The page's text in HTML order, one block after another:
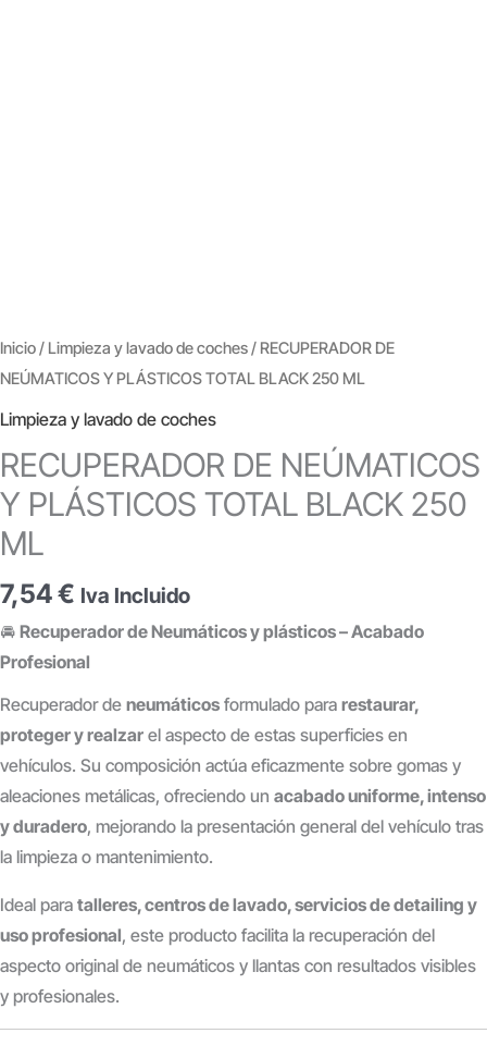
Inicio/ Limpieza y lavado de coches/ RECUPERADOR DE
NEÚMATICOS Y PLÁSTICOS TOTAL BLACK 250 ML
Limpieza y lavado de coches
RECUPERADOR DE NEÚMATICOS
Y PLÁSTICOS TOTAL BLACK 250
ML
7,54€ Iva Incluido
🚘 Recuperador de Neumáticos y plásticos – Acabado
Profesional
Recuperador de neumáticos formulado para restaurar,
proteger y realzar el aspecto de estas superficies en
vehículos. Su composición actúa eficazmente sobre gomas y
aleaciones metálicas, ofreciendo un acabado uniforme, intenso
y duradero, mejorando la presentación general del vehículo tras
la limpieza o mantenimiento.
Ideal para talleres, centros de lavado, servicios de detailing y
uso profesional, este producto facilita la recuperación del
aspecto original de neumáticos y llantas con resultados visibles
y profesionales.